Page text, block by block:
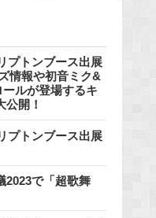
プトンブース出展
情報や初音ミク&
ルが登場するキ
公開！
プトンブース出展
2023で「超歌舞